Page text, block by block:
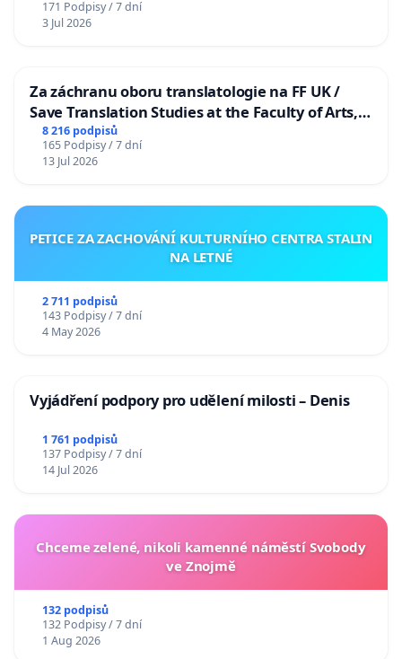
171 Podpisy / 7 dní
3 Jul 2026
Za záchranu oboru translatologie na FF UK /
Save Translation Studies at the Faculty of Arts,
Charles University
8 216 podpisů
165 Podpisy / 7 dní
13 Jul 2026
PETICE ZA ZACHOVÁNÍ KULTURNÍHO CENTRA STALIN
NA LETNÉ
2 711 podpisů
143 Podpisy / 7 dní
4 May 2026
Vyjádření podpory pro udělení milosti – Denis
1 761 podpisů
137 Podpisy / 7 dní
14 Jul 2026
Chceme zelené, nikoli kamenné náměstí Svobody
ve Znojmě
132 podpisů
132 Podpisy / 7 dní
1 Aug 2026